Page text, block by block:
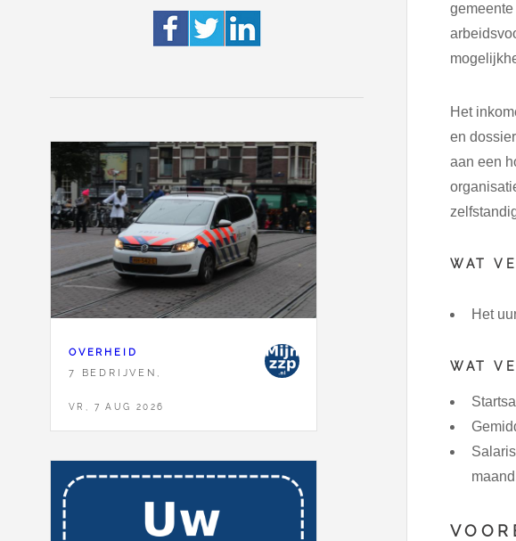
OVERHEID
7 BEDRIJVEN,
VR, 7 AUG 2026
Het
en
aan een
WAT
Het
WAT